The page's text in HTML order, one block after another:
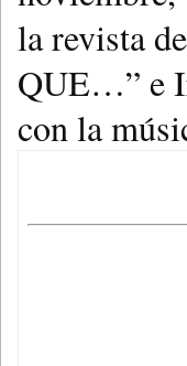
la revista
QUE…” e
con la